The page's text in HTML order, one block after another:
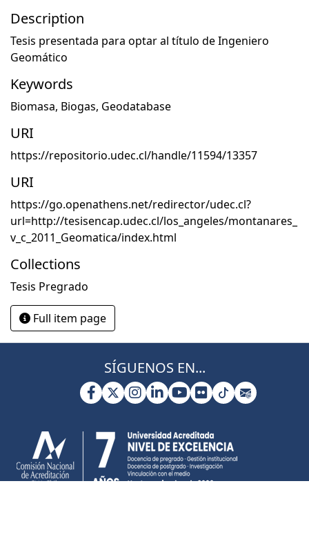
Description
Tesis presentada para optar al título de Ingeniero
Geomático
Keywords
Biomasa, Biogas, Geodatabase
URI
https://repositorio.udec.cl/handle/11594/13357
URI
https://go.openathens.net/redirector/udec.cl?
url=http://tesisencap.udec.cl/los_angeles/montanares_
v_c_2011_Geomatica/index.html
Collections
Tesis Pregrado
Full item page
SÍGUENOS EN...